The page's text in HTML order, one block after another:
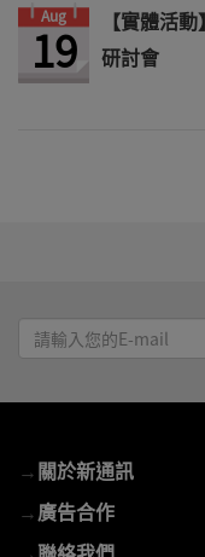
Aug
19
【實體活
研討會
請
輸
E-
mail
→關於新通訊
→廣告合作